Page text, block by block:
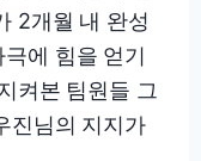
2개월 내 완성
에 힘을 얻기
켜본 팀원들 그
진님의 지지가